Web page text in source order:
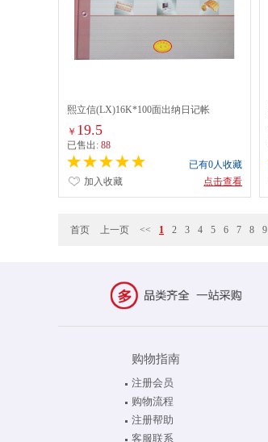
熙立信(LX)16K*100面出纳日记帐
￥ 19.5
已售出: 88
已有0人收藏
点击查看
加入收藏
首页 上一页 << 1 2 3 4 5 6 7 8 9
购物指南
注册会员
购物流程
注册帮助
客服联系